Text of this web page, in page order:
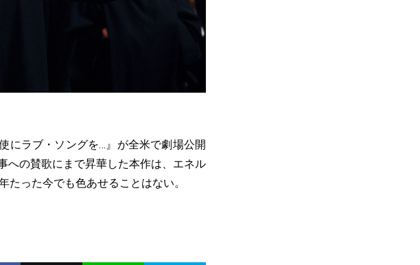
にラブ・ソングを…』が全米で劇場公開
への賛歌にまで昇華した本作は、エネル
った今でも色あせることはない。